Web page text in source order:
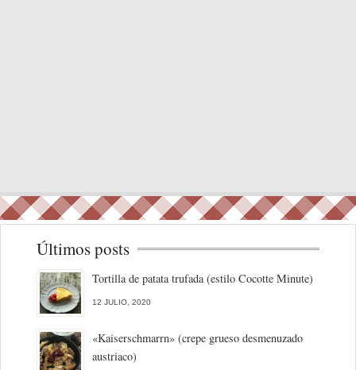
Últimos posts
Tortilla de patata trufada (estilo Cocotte Minute)
12 JULIO, 2020
«Kaiserschmarrn» (crepe grueso desmenuzado
austriaco)